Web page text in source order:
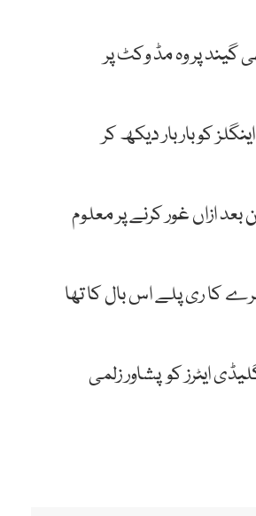
گیند پر وہ مڈ وکٹ پر
کو بار بار دیکھ کر
ازاں غور کرنے پر معلوم
کا ری پلے اس بال کا تھا
میچ میں کوئٹہ گلیڈی ایٹرز کو پشاور زلمی